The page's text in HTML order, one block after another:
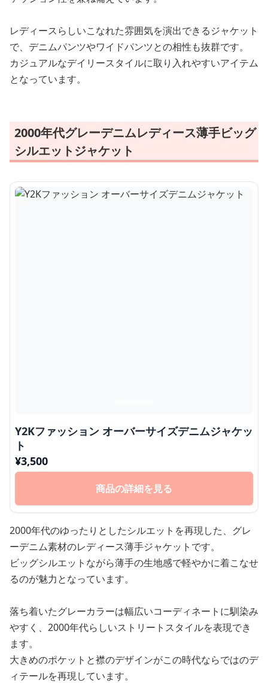
レディースらしいこなれた雰囲気を演出できるジャケット
で、デニムパンツやワイドパンツとの相性も抜群です。
カジュアルなデイリースタイルに取り入れやすいアイテム
となっています。
2000年代グレーデニムレディース薄手ビッグ
シルエットジャケット
Y2Kファッション オーバーサイズデニムジャケッ
ト
¥3,500
商品の詳細を見る
2000年代のゆったりとしたシルエットを再現した、グレ
ーデニム素材のレディース薄手ジャケットです。
ビッグシルエットながら薄手の生地感で軽やかに着こなせ
るのが魅力となっています。
落ち着いたグレーカラーは幅広いコーディネートに馴染み
やすく、2000年代らしいストリートスタイルを表現でき
ます。
大きめのポケットと襟のデザインがこの時代ならではのデ
ィテールを再現しています。